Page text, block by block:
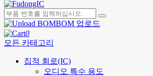
BOM 업로드
0
모든 카테고리
집적 회로(IC)
오디오 특수 용도